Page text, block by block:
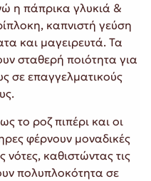
η πάπρικα γλυκιά &
καπνιστή γεύση
και μαγειρευτά. Τα
σταθερή ποιότητα για
σε επαγγελματικούς
το ροζ πιπέρι και οι
φέρνουν μοναδικές
νότες, καθιστώντας τις
πολυπλοκότητα σε